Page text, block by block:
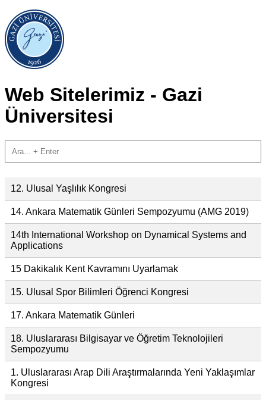
Web Sitelerimiz - Gazi
Üniversitesi
12. Ulusal Yaşlılık Kongresi
14. Ankara Matematik Günleri Sempozyumu (AMG 2019)
14th International Workshop on Dynamical Systems and
Applications
15 Dakikalık Kent Kavramını Uyarlamak
15. Ulusal Spor Bilimleri Öğrenci Kongresi
17. Ankara Matematik Günleri
18. Uluslararası Bilgisayar ve Öğretim Teknolojileri
Sempozyumu
1. Uluslararası Arap Dili Araştırmalarında Yeni Yaklaşımlar
Kongresi